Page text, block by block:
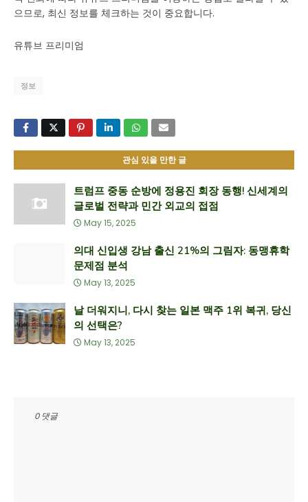
으므로, 최신 정보를 체크하는 것이 중요합니다.
유튜브 프리미엄
정보
관심 있을 만한 글
트럼프 중동 순방에 정용진 회장 동행! 신세계의
글로벌 전략과 민간 외교의 접점
May 15, 2025
의대 신입생 강남 출신 21%의 그림자: 동맹휴학
문제점 분석
May 13, 2025
날 더워지니, 다시 찾는 일본 맥주 1위 복귀, 당신
의 선택은?
May 13, 2025
0 댓글